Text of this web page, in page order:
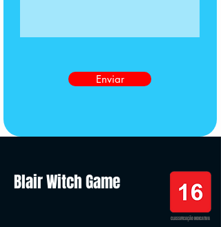
Enviar
Blair Witch Game
CLASSIFICAÇÃO INDICATIVA